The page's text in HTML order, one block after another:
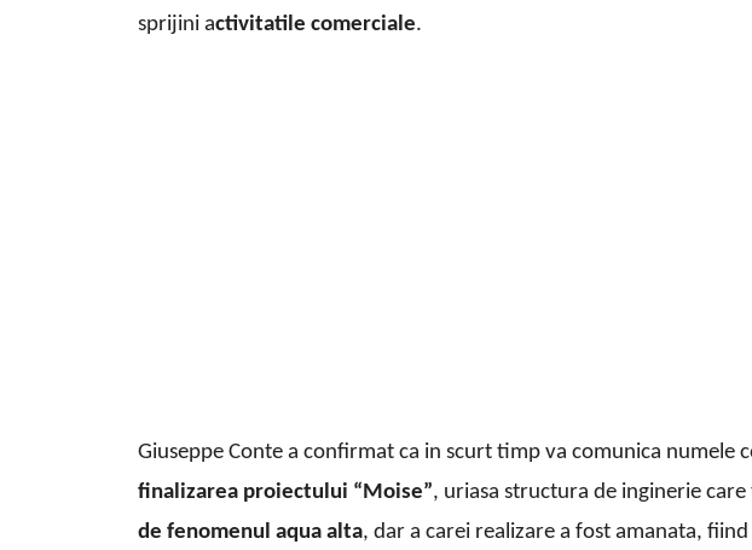
sprijini activitatile comerciale.
Giuseppe Conte a confirmat ca in scurt timp va comunica numele
finalizarea proiectului “Moise”, uriasa structura de inginerie
de fenomenul aqua alta, dar a carei realizare a fost amanata,